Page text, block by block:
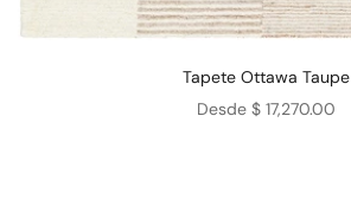
Tapete Ottawa Taupe
Precio de oferta
Desde $ 17,270.00